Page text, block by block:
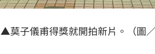
▲莫子儀甫得獎就開拍新片。（圖／